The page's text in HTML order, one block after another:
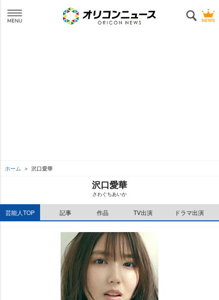
ホーム 沢口愛華
沢口愛華
さわぐちあいか
芸能人TOP 記事 作品 TV出演 ドラマ出演